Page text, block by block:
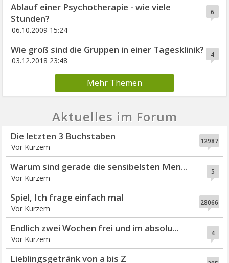
6
Ablauf einer Psychotherapie - wie viele
Stunden?
06.10.2009 15:24
4
Wie groß sind die Gruppen in einer Tagesklinik?
03.12.2018 23:48
Mehr Themen
Aktuelles im Forum
12987
Die letzten 3 Buchstaben
Vor Kurzem
5
Warum sind gerade die sensibelsten Men...
Vor Kurzem
28066
Spiel, Ich frage einfach mal
Vor Kurzem
4
Endlich zwei Wochen frei und im absolu...
Vor Kurzem
Lieblingsgetränk von a bis Z